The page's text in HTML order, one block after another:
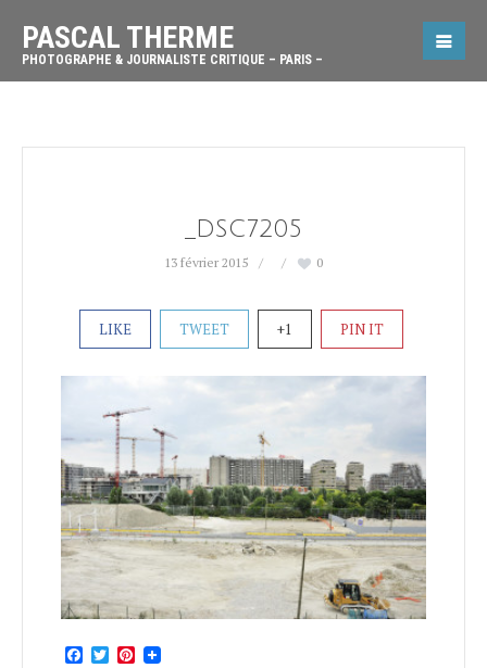
PASCAL THERME
PHOTOGRAPHE & JOURNALISTE CRITIQUE – PARIS –
_DSC7205
13 février 2015 0
LIKE TWEET +1 PIN IT
Facebook
TwitterPinterest